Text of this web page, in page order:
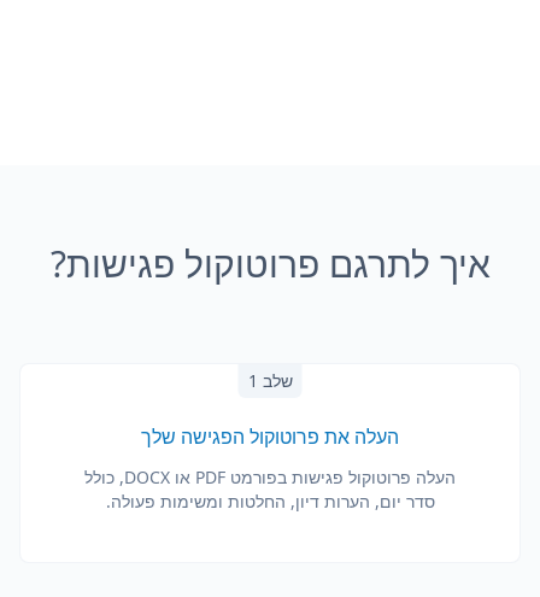
איך לתרגם פרוטוקול פגישות?
שלב 1
העלה את פרוטוקול הפגישה שלך
העלה פרוטוקול פגישות בפורמט PDF או DOCX, כולל
סדר יום, הערות דיון, החלטות ומשימות פעולה.